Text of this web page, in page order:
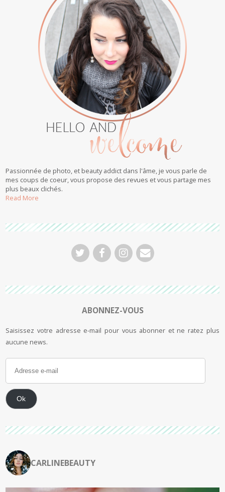
Passionnée de photo, et beauty addict dans l'âme, je vous parle de
mes coups de coeur, vous propose des revues et vous partage mes
plus beaux clichés.
Read More
ABONNEZ-VOUS
Saisissez votre adresse e-mail pour vous abonner et ne ratez plus
aucune news.
Ok
CARLINEBEAUTY